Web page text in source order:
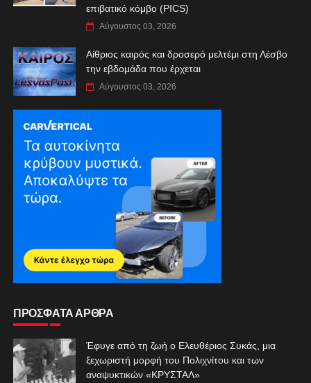
επιβατικό κόμβο (PICS)
Αύγουστος 03, 2026
Αίθριος καιρός και δροσερό μελτέμι στη Λέσβο
την εβδομάδα που έρχεται
Αύγουστος 03, 2026
ΠΡΟΣΦΑΤΑ ΑΡΘΡΑ
Έφυγε από τη ζωή ο Ελευθέριος Συκάς, μια
ξεχωριστή μορφή του Πολιχνίτου και των
αναψυκτικών «ΚΡΥΣΤΑΛ»